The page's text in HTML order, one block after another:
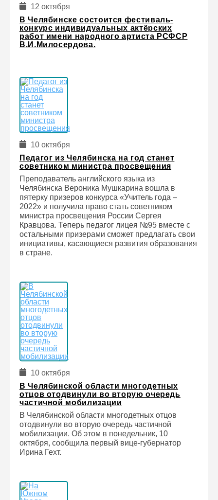
12 октября
В Челябинске состоится фестиваль-
конкурс индивидуальных актёрских
работ имени народного артиста РСФСР
В.И.Милосердова.
10 октября
Педагог из Челябинска на год станет
советником министра просвещения
Преподаватель английского языка из
Челябинска Вероника Мушкарина вошла в
пятерку призеров конкурса «Учитель года –
2022» и получила право стать советником
министра просвещения России Сергея
Кравцова. Теперь педагог лицея №95 вместе с
остальными призерами сможет предлагать свои
инициативы, касающиеся развития образования
в стране.
10 октября
В Челябинской области многодетных
отцов отодвинули во вторую очередь
частичной мобилизации
В Челябинской области многодетных отцов
отодвинули во вторую очередь частичной
мобилизации. Об этом в понедельник, 10
октября, сообщила первый вице-губернатор
Ирина Гехт.